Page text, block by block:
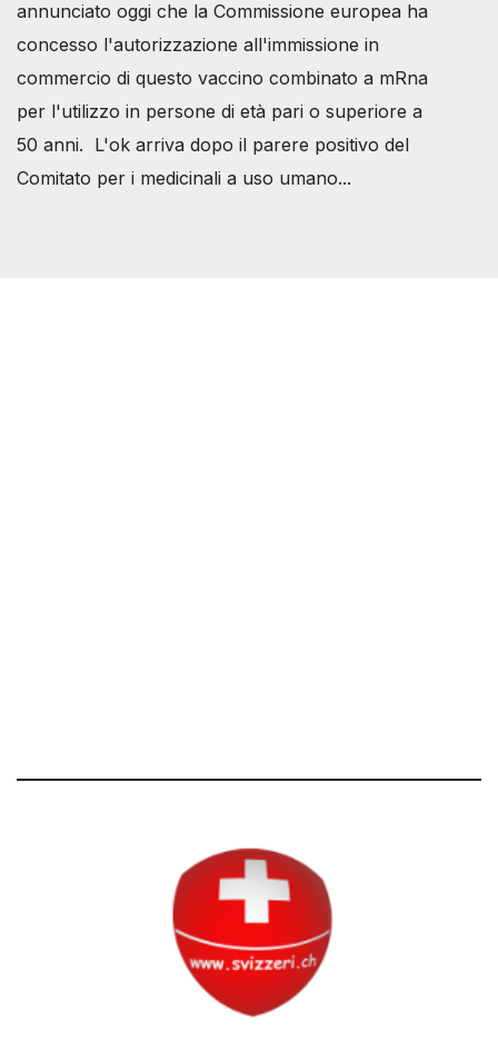
annunciato oggi che la Commissione europea ha
concesso l'autorizzazione all'immissione in
commercio di questo vaccino combinato a mRna
per l'utilizzo in persone di età pari o superiore a
50 anni. L'ok arriva dopo il parere positivo del
Comitato per i medicinali a uso umano...